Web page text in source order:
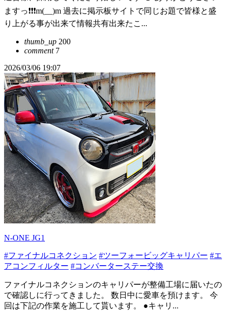
ますっ❗❗❗m(__)m 過去に掲示板サイトで同じお題で皆様と盛
り上がる事が出来て情報共有出来たこ...
thumb_up 200
comment7
2026/03/06 19:07
N-ONE JG1
#ファイナルコネクション #ツーフォービッグキャリパー #エ
アコンフィルター #コンバーターステー交換
ファイナルコネクションのキャリパーが整備工場に届いたの
で確認しに行ってきました。 数日中に愛車を預けます。 今
回は下記の作業を施工して貰います。 ●キャリ...